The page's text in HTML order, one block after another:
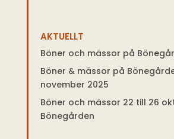
AKTUELLT
Böner och mässor på
Böner & mässor på
november 2025
Böner och mässor 22 till 26
Bönegården